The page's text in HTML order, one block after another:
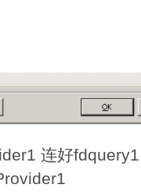
连好fdquery1